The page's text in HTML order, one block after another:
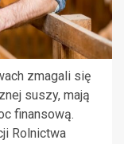
zmagali się
suszy, mają
finansową.
Rolnictwa